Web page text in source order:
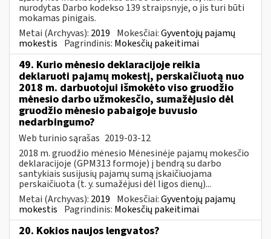
nurodytas Darbo kodekso 139 straipsnyje, o jis turi būti
mokamas pinigais.
Metai (Archyvas): 2019 Mokesčiai:Gyventojų pajamų
mokestis Pagrindinis: Mokesčių pakeitimai
49. Kurio mėnesio deklaracijoje reikia
deklaruoti pajamų mokestį, perskaičiuotą nuo
2018 m. darbuotojui išmokėto viso gruodžio
mėnesio darbo užmokesčio, sumažėjusio dėl
gruodžio mėnesio pabaigoje buvusio
nedarbingumo?
Web turinio sąrašas 2019-03-12
2018 m. gruodžio mėnesio Mėnesinėje pajamų mokesčio
deklaracijoje (GPM313 formoje) į bendrą su darbo
santykiais susijusių pajamų sumą įskaičiuojama
perskaičiuota (t. y. sumažėjusi dėl ligos dienų)...
Metai (Archyvas): 2019 Mokesčiai:Gyventojų pajamų
mokestis Pagrindinis: Mokesčių pakeitimai
20. Kokios naujos lengvatos?